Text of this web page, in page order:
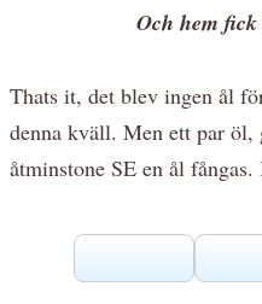
Och hem
Thats it, det blev ingen ål
denna kväll. Men ett par
åtminstone SE en ål